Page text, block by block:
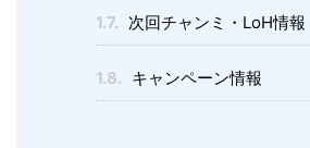
1.7. 次回チャンミ・LoH情報
1.8. キャンペーン情報